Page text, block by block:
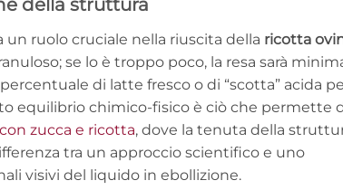
ruolo cruciale nella riuscita della ricotta
se lo è troppo poco, la resa sarà
di latte fresco o di “scotta” acida
equilibrio chimico-fisico è ciò che permette
zucca e ricotta, dove la tenuta della
tra un approccio scientifico e uno
visivi del liquido in ebollizione.